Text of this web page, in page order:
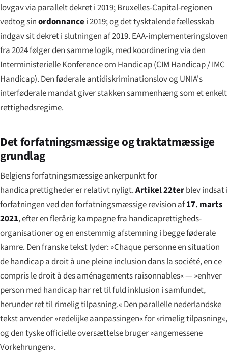
lovgav via parallelt dekret i 2019; Bruxelles-Capital-regionen
vedtog sinordonnancei 2019; og det tysktalende fællesskab
indgav sit dekret i slutningen af 2019. EAA-implementeringsloven
fra 2024 følger den samme logik, med koordinering via den
Interministerielle Konference om Handicap (CIM Handicap/IMC
Handicap). Den føderale antidiskriminationslov og UNIA's
interføderale mandat giver stakken sammenhæng som et enkelt
rettighedsregime.
Det forfatningsmæssige og traktatmæssige
grundlag
Belgiens forfatningsmæssige ankerpunkt for
handicaprettigheder er relativt nyligt.Artikel 22terblev indsat i
forfatningen ved den forfatningsmæssige revision af17. marts
2021, efter en flerårig kampagne fra handicaprettigheds-
organisationer og en enstemmig afstemning i begge føderale
kamre. Den franske tekst lyder: »Chaque personne en situation
de handicap a droit à une pleine inclusion dans la société, en ce
compris le droit à des aménagements raisonnables« — »enhver
person med handicap har ret til fuld inklusion i samfundet,
herunder ret til rimelig tilpasning.« Den parallelle nederlandske
tekst anvender »redelijke aanpassingen« for »rimelig tilpasning«,
og den tyske officielle oversættelse bruger »angemessene
Vorkehrungen«.